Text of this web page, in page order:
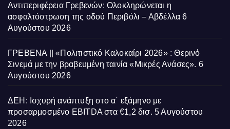
Αντιπεριφέρεια Γρεβενών: Ολοκληρώνεται η
ασφαλτόστρωση της οδού Περιβόλι – Αβδέλλα 6
Αυγούστου 2026
ΓΡΕΒΕΝΑ || «Πολιτιστικό Καλοκαίρι 2026» : Θερινό
Σινεμά με την βραβευμένη ταινία «Μικρές Ανάσες». 6
Αυγούστου 2026
ΔΕΗ: Ισχυρή ανάπτυξη στο α΄ εξάμηνο με
προσαρμοσμένο EBITDA στα €1,2 δισ. 5 Αυγούστου
2026